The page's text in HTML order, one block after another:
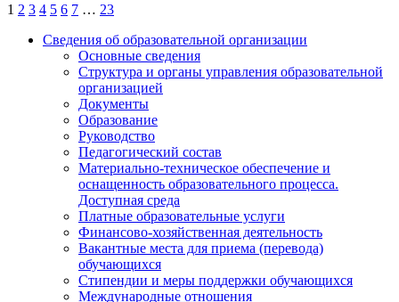
Пагинация
записей
1 2 3 4 5 6 7 … 23
Сведения об образовательной организации
Основные сведения
Структура и органы управления образовательной
организацией
Документы
Образование
Руководство
Педагогический состав
Материально-техническое обеспечение и
оснащенность образовательного процесса.
Доступная среда
Платные образовательные услуги
Финансово-хозяйственная деятельность
Вакантные места для приема (перевода)
обучающихся
Стипендии и меры поддержки обучающихся
Международные отношения